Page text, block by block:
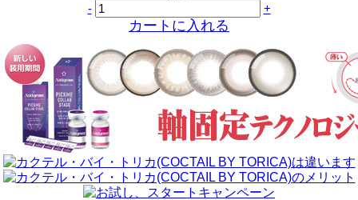
-
+
カートに入れる